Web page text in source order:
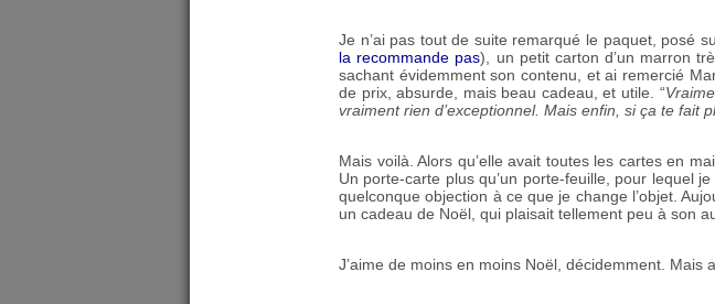
Je n’ai pas tout de suite remarqué le paquet, posé
la recommande pas), un petit carton d’un marron
sachant évidemment son contenu, et ai remercié
de prix, absurde, mais beau cadeau, et utile. “
vraiment rien d’exceptionnel. Mais enfin, si ça te fait
Mais voilà. Alors qu’elle avait toutes les cartes en
Un porte-carte plus qu’un porte-feuille, pour lequel
quelconque objection à ce que je change l’objet.
un cadeau de Noël, qui plaisait tellement peu à son
J’aime de moins en moins Noël, décidemment. Mais